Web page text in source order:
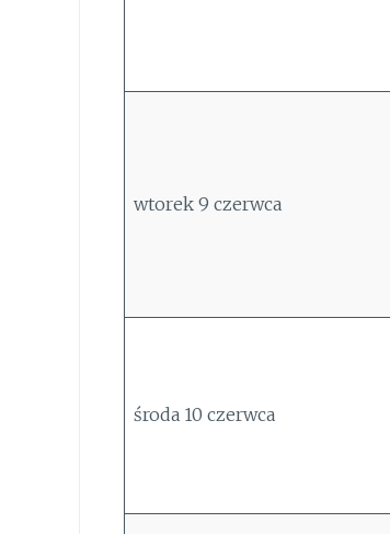
wtorek 9 czerwca
środa 10 czerwca